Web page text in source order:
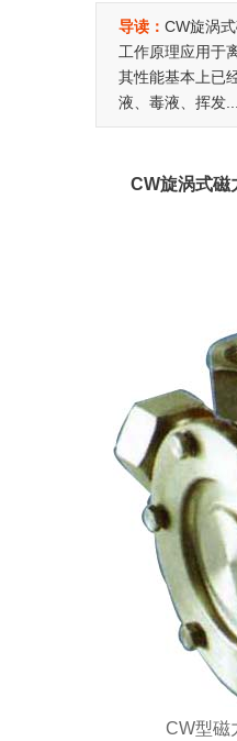
导读： CW旋涡
工作原理应用于
其性能基本上已
液、毒液、挥发...
CW旋涡式磁
CW型磁力